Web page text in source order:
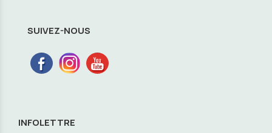
SUIVEZ-NOUS
INFOLETTRE